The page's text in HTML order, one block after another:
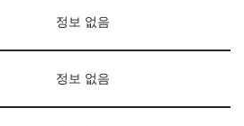
정보 없음
정보 없음